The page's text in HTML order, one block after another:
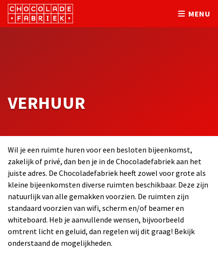
MENU
VERHUUR
Wil je een ruimte huren voor een besloten bijeenkomst,
zakelijk of privé, dan ben je in de Chocoladefabriek aan het
juiste adres. De Chocoladefabriek heeft zowel voor grote als
kleine bijeenkomsten diverse ruimten beschikbaar. Deze zijn
natuurlijk van alle gemakken voorzien. De ruimten zijn
standaard voorzien van wifi, scherm en/of beamer en
whiteboard. Heb je aanvullende wensen, bijvoorbeeld
omtrent licht en geluid, dan regelen wij dit graag! Bekijk
onderstaand de mogelijkheden.